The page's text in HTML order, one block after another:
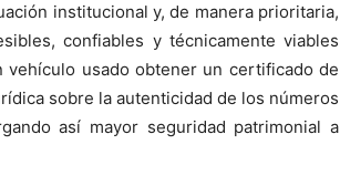
institucional y, de manera prioritaria,
confiables y técnicamente viables
usado obtener un certificado de
sobre la autenticidad de los números
así mayor seguridad patrimonial a